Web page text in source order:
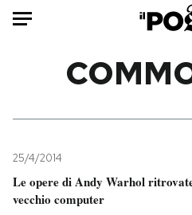
Mondo
Politica
Tecnologia
25/4/2014
Le opere di Andy Warhol
vecchio computer